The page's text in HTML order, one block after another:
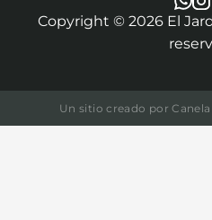
Copyright © 2026 El
Un sitio creado por